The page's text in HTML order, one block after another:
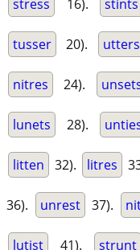
stress 16). stints
tusser 20). utters
nitres 24).
lunets 28).
litten 32). litres
36). unrest 37).
lutist 41). strunt